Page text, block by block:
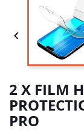

2 X FILM
PRO